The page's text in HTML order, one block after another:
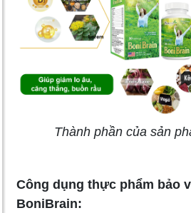
Thành phần của sản
Công dụng thực phẩm bảo
BoniBrain: